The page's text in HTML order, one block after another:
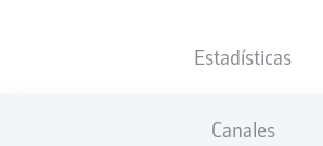
Estadísticas
Canales
Anuncio